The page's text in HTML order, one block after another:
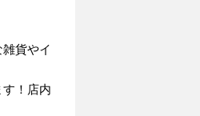
貨やイ
！店内